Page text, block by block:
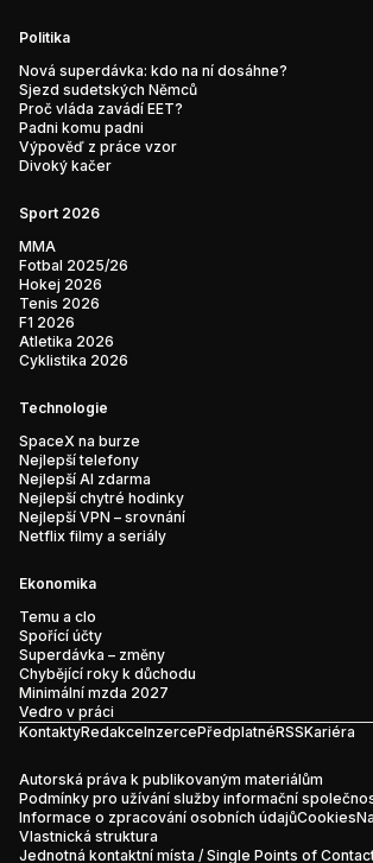
Politika
Nová superdávka: kdo na ní dosáhne?
Sjezd sudetských Němců
Proč vláda zavádí EET?
Padni komu padni
Výpověď z práce vzor
Divoký kačer
Sport 2026
MMA
Fotbal 2025/26
Hokej 2026
Tenis 2026
F1 2026
Atletika 2026
Cyklistika 2026
Technologie
SpaceX na burze
Nejlepší telefony
Nejlepší AI zdarma
Nejlepší chytré hodinky
Nejlepší VPN – srovnání
Netflix filmy a seriály
Ekonomika
Temu a clo
Spořící účty
Superdávka – změny
Chybějící roky k důchodu
Minimální mzda 2027
Vedro v práci
KontaktyRedakceInzercePředplatnéRSSKariéra
Autorská práva k publikovaným materiálům
Podmínky pro užívání služby informační
Informace o zpracování osobních údajůCookies
Vlastnická struktura
Jednotná kontaktní místa / Single Points of